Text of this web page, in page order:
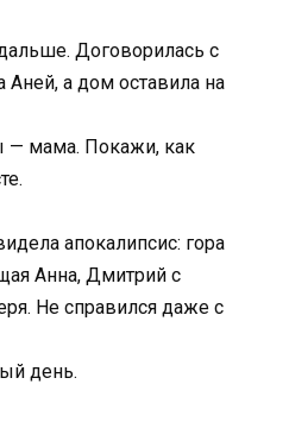
Договорилась с
Аней, а дом оставила на
— мама. Покажи, как
апокалипсис: гора
Анна, Дмитрий с
Не справился даже с
день.